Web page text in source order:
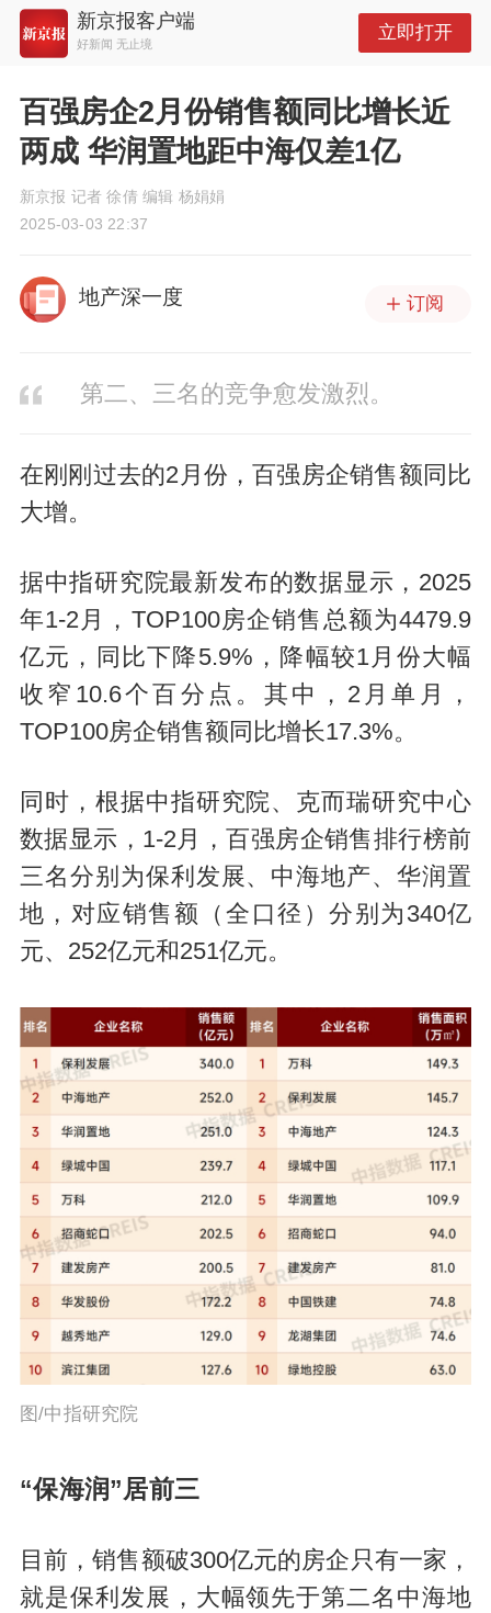
新京报客户端
好新闻 无止境
立即打开
百强房企2月份销售额同比增长近
两成 华润置地距中海仅差1亿
新京报 记者 徐倩 编辑 杨娟娟
2025-03-03 22:37
地产深一度 订阅
第二、三名的竞争愈发激烈。
在刚刚过去的2月份，百强房企销售额同比
大增。
据中指研究院最新发布的数据显示，2025
年1-2月，TOP100房企销售总额为4479.9
亿元，同比下降5.9%， 降幅较1月份大幅
收窄10.6个百分点。其中，2月单月，
TOP100房企销售额同比增长17.3%。
同时，根据中指研究院、克而瑞研究中心
数据显示，1-2月，百强房企销售排行榜前
三名分别为保利发展、中海地产、华润置
地，对应销售额（全口径）分别为340亿
元、252亿元和251亿元。
图/中指研究院
“保海润”居前三
目前，销售额破300亿元的房企只有一家，
就是保利发展，大幅领先于第二名中海地